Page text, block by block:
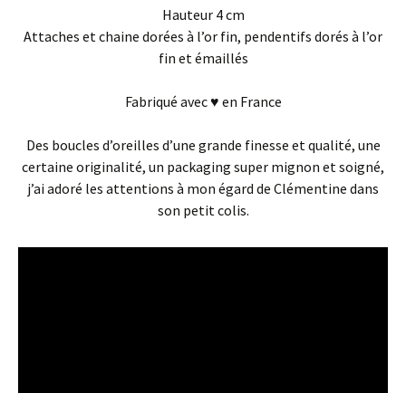
Hauteur 4 cm
Attaches et chaine dorées à l’or fin, pendentifs dorés à l’or
fin et émaillés
Fabriqué avec ♥ en France
Des boucles d’oreilles d’une grande finesse et qualité, une
certaine originalité, un packaging super mignon et soigné,
j’ai adoré les attentions à mon égard de Clémentine dans
son petit colis.